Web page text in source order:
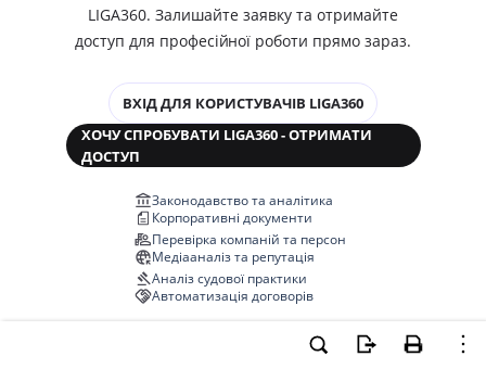
LIGA360. Залишайте заявку та отримайте
доступ для професійної роботи прямо зараз.
ВХІД ДЛЯ КОРИСТУВАЧІВ LIGA360
ХОЧУ СПРОБУВАТИ LIGA360 - ОТРИМАТИ
ДОСТУП
Законодавство та аналітика
Корпоративні документи
Перевірка компаній та персон
Медіааналіз та репутація
Аналіз судової практики
Автоматизація договорів
НОВА LIGA360 ЗМІНЮЄ ВСЕ!